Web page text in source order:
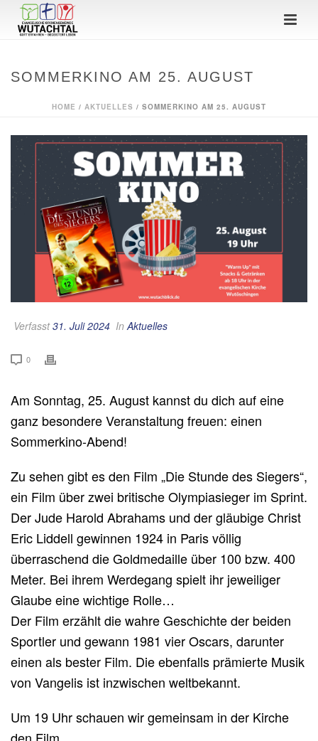
SOMMERKINO AM 25. AUGUST
HOME / AKTUELLES / SOMMERKINO AM 25. AUGUST
Verfasst31. Juli 2024 InAktuelles
0
Am Sonntag, 25. August kannst du dich auf eine
ganz besondere Veranstaltung freuen: einen
Sommerkino-Abend!
Zu sehen gibt es den Film „Die Stunde des Siegers“,
ein Film über zwei britische Olympiasieger im Sprint.
Der Jude Harold Abrahams und der gläubige Christ
Eric Liddell gewinnen 1924 in Paris völlig
überraschend die Goldmedaille über 100 bzw. 400
Meter. Bei ihrem Werdegang spielt ihr jeweiliger
Glaube eine wichtige Rolle…
Der Film erzählt die wahre Geschichte der beiden
Sportler und gewann 1981 vier Oscars, darunter
einen als bester Film. Die ebenfalls prämierte Musik
von Vangelis ist inzwischen weltbekannt.
Um 19 Uhr schauen wir gemeinsam in der Kirche